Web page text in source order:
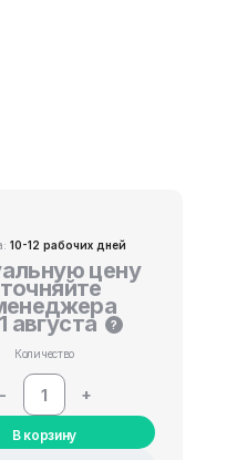
10-12 рабочих дней
цену
августа ?
Количество
- +
В корзину